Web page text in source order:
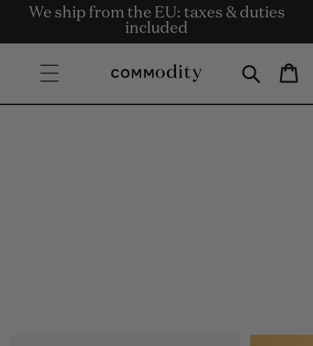
Skip to content
Bezpłatna dostawa przy zamówieniach
o wartości co najmniej 135 €.
We ship from the EU: taxes & duties
included
Get rewards for shopping with
Commodity.Circle
Bag